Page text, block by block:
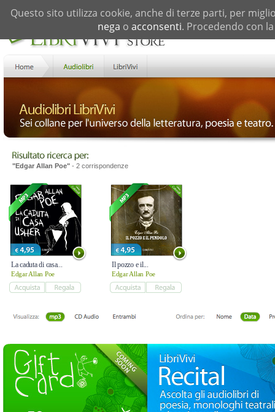
"Edgar Allan Poe" - 2 corrispondenze
La caduta di casa...
Edgar Allan Poe
Il pozzo e il...
Edgar Allan Poe
Questo sito utilizza cookie, anche di terze parti, per
nega o acconsenti. Procedendo con